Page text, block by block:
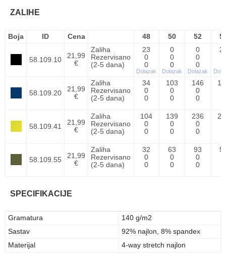
ZALIHE
Boja ID Cena 48 50 52
58.109.10
21,99
€
Zaliha
Rezervisano
(2-5 dana)
23
0
0
Dolazak
0
0
0
Dolazak
0
0
0
Dolazak
58.109.20
21,99
€
Zaliha
Rezervisano
(2-5 dana)
34
0
0
103
0
0
146
0
0
58.109.41
21,99
€
Zaliha
Rezervisano
(2-5 dana)
104
0
0
139
0
0
236
0
0
58.109.55
21,99
€
Zaliha
Rezervisano
(2-5 dana)
32
0
0
63
0
0
93
0
0
SPECIFIKACIJE
Gramatura
140 g/m2
Sastav
92% najlon, 8% spandex
Materijal
4-way stretch najlon